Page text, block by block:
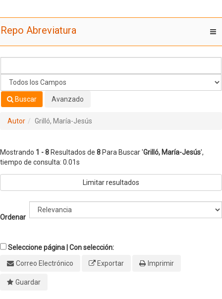
Repo Abreviatura
Buscar Avanzado
Autor Grilló, María-Jesús
Mostrando 1 - 8 Resultados de 8 Para Buscar 'Grilló, María-Jesús',
tiempo de consulta: 0.01s
Limitar resultados
Ordenar
Seleccione página | Con selección:
Correo Electrónico
Exportar Imprimir
Guardar